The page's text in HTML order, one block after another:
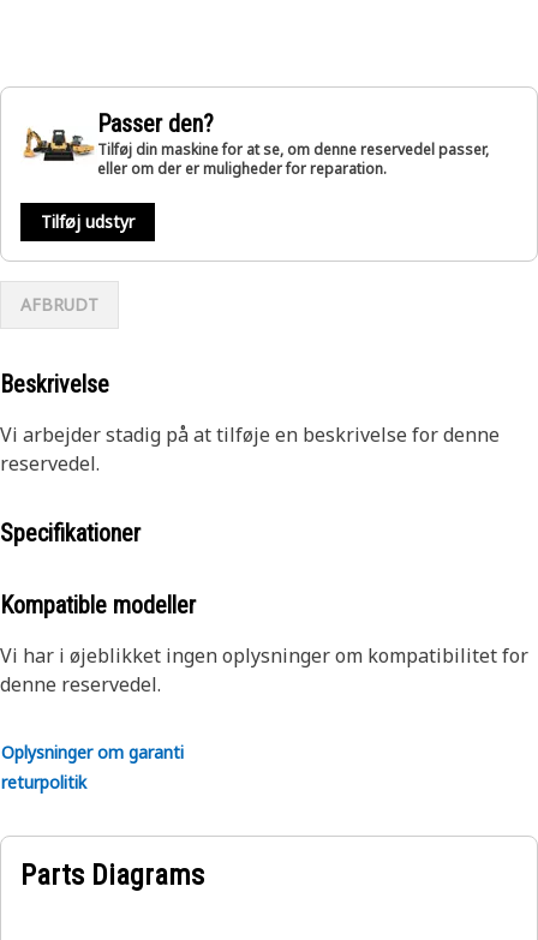
Passer den?
Tilføj din maskine for at se, om denne reservedel passer,
eller om der er muligheder for reparation.
Tilføj udstyr
AFBRUDT
Beskrivelse
Vi arbejder stadig på at tilføje en beskrivelse for denne
reservedel.
Specifikationer
Kompatible modeller
Vi har i øjeblikket ingen oplysninger om kompatibilitet for
denne reservedel.
Oplysninger om garanti
returpolitik
Parts Diagrams